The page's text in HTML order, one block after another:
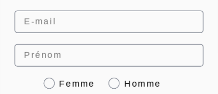
Email
Prénom
GenreFemme Homme